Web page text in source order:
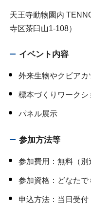
天王寺動物園内
寺区茶臼山1-108）
イベント内容
外来生物やクビア
標本づくりワークシ
パネル展示
参加方法等
参加費用：無料（別
参加資格：どなたで
申込方法：当日受付